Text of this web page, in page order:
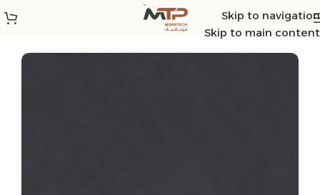
Skip to navigation
Skip to main content
الرئيسية/
ST3
/
ST2